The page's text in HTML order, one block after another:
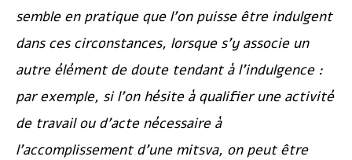
semble en pratique que l’on puisse être indulgent
dans ces circonstances, lorsque s’y associe un
autre élément de doute tendant à l’indulgence :
par exemple, si l’on hésite à qualifier une activité
de travail ou d’acte nécessaire à
l’accomplissement d’une mitsva, on peut être